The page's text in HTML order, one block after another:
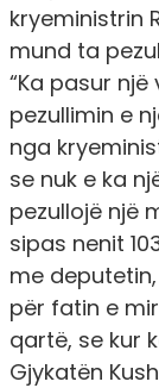
kryeministrin
mund ta
“Ka pasur
pezullimin e
nga
se nuk e ka
pezullojë një
sipas nenit
me
për fatin e
qartë, se kur
Gjykatën